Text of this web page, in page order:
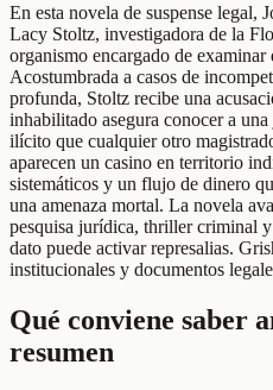
En esta novela de suspense legal,
Lacy Stoltz, investigadora de la
organismo encargado de examinar
Acostumbrada a casos de
profunda, Stoltz recibe una
inhabilitado asegura conocer a
ilícito que cualquier otro
aparecen un casino en territorio
sistemáticos y un flujo de dinero
una amenaza mortal. La novela
pesquisa jurídica, thriller criminal
dato puede activar represalias.
institucionales y documentos
Qué conviene saber
resumen